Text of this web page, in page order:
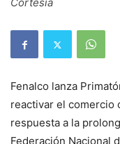
Fenalco lanza
reactivar el comercio
respuesta a la
Federación Nacional